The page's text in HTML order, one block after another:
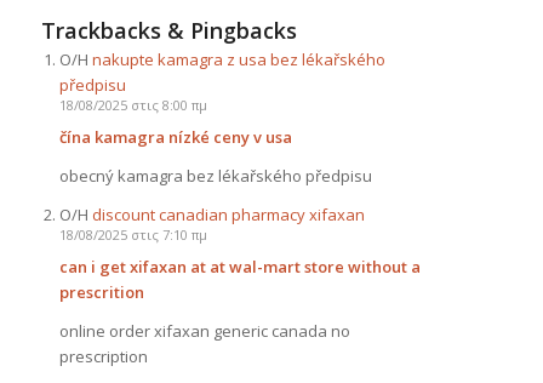
Trackbacks & Pingbacks
Ο/Η nakupte kamagra z usa bez lékařského
předpisu
18/08/2025 στις 8:00 πμ
čína kamagra nízké ceny v usa
obecný kamagra bez lékařského předpisu
Ο/Η discount canadian pharmacy xifaxan
18/08/2025 στις 7:10 πμ
can i get xifaxan at at wal-mart store without a
prescrition
online order xifaxan generic canada no
prescription